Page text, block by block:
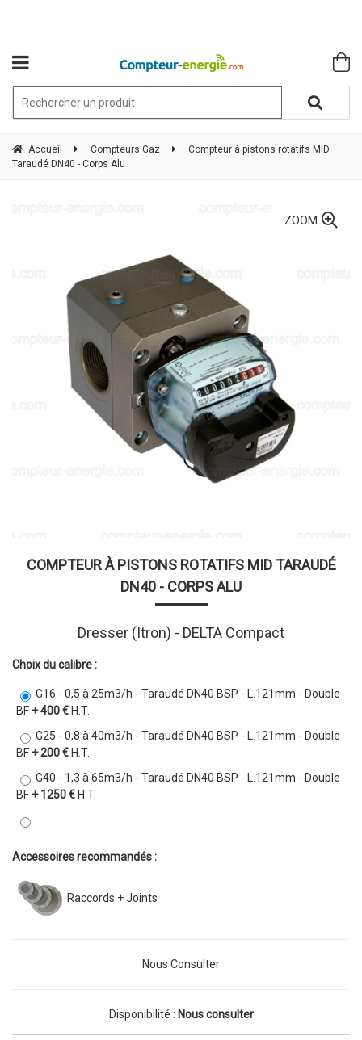
Accueil Compteurs Gaz
Compteur à pistons rotatifs MID
Taraudé DN40 - Corps Alu
ZOOM
COMPTEUR À PISTONS ROTATIFS MID TARAUDÉ
DN40 - CORPS ALU
Dresser (Itron) - DELTA Compact
Choix du calibre :
G16 - 0,5 à 25m3/h - Taraudé DN40 BSP - L.121mm - Double
BF + 400 € H.T.
G25 - 0,8 à 40m3/h - Taraudé DN40 BSP - L.121mm - Double
BF + 200 € H.T.
G40 - 1,3 à 65m3/h - Taraudé DN40 BSP - L.121mm - Double
BF + 1250 € H.T.
Accessoires recommandés :
Raccords + Joints
Nous Consulter
Disponibilité : Nous consulter